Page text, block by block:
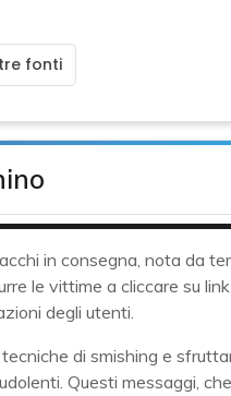
fonti
in consegna, nota da
le vittime a cliccare su
degli utenti.
di smishing e
Questi messaggi,